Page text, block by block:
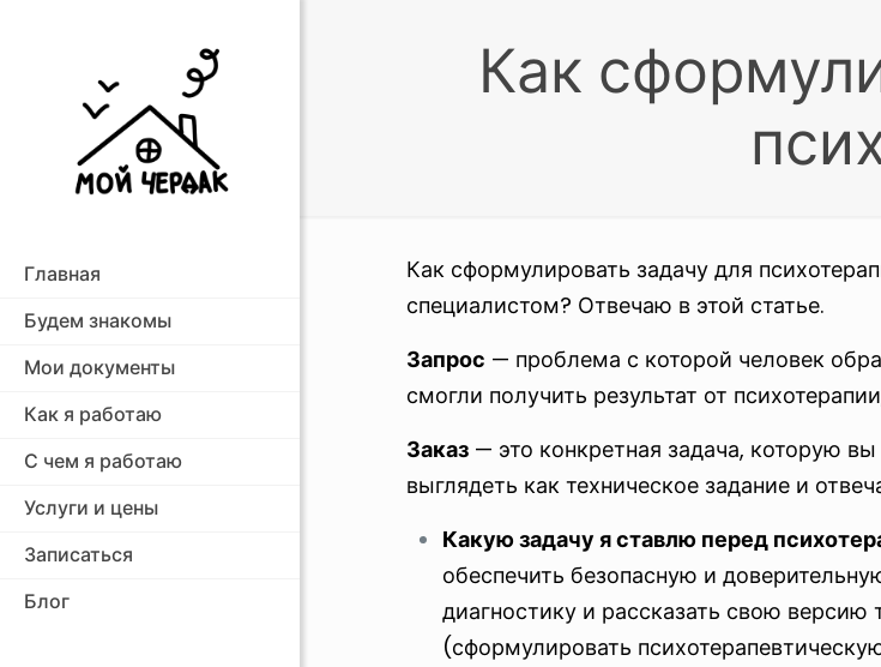
Главная
Будем знакомы
Мои документы
Как я работаю
С чем я работаю
Услуги и цены
Записаться
Блог
Как
Как сформулировать задачу для
специалистом? Отвечаю в этой статье.
Запрос — проблема с которой человек
смогли получить результат от
Заказ — это конкретная задача, которую
выглядеть как техническое задание и
Какую задачу я ставлю перед
обеспечить безопасную и
диагностику и рассказать свою
(сформулировать